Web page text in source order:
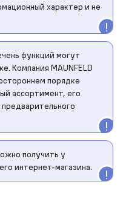
характер и не
функций могут
Компания MAUNFELD
порядке
ассортимент, его
получить у
интернет-магазина.